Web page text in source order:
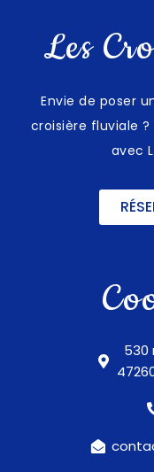
Les
Envie de poser
croisière fluviale
avec
530